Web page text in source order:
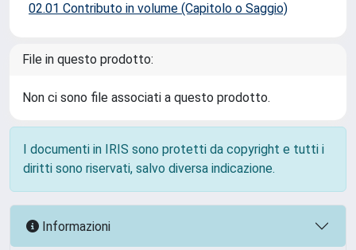
02.01 Contributo in volume (Capitolo o Saggio)
File in questo prodotto:
Non ci sono file associati a questo prodotto.
I documenti in IRIS sono protetti da copyright e tutti i
diritti sono riservati, salvo diversa indicazione.
Informazioni